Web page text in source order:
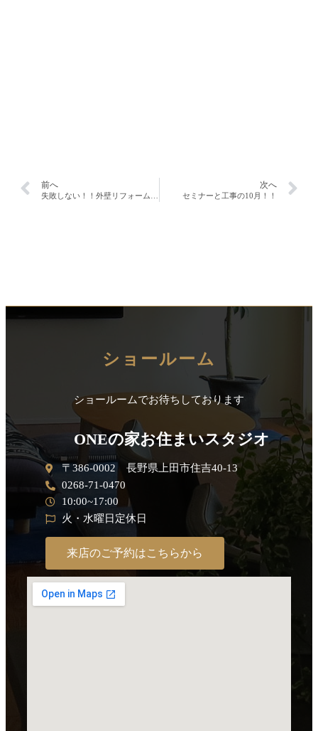
前へ 次へ
セミナーと工事の10月！！
ショールーム
ショールームでお待ちしております
ONEの家お住まいスタジオ
〒386-0002 長野県上田市住吉40-13
0268-71-0470
10:00~17:00
火・水曜日定休日
来店のご予約はこちらから